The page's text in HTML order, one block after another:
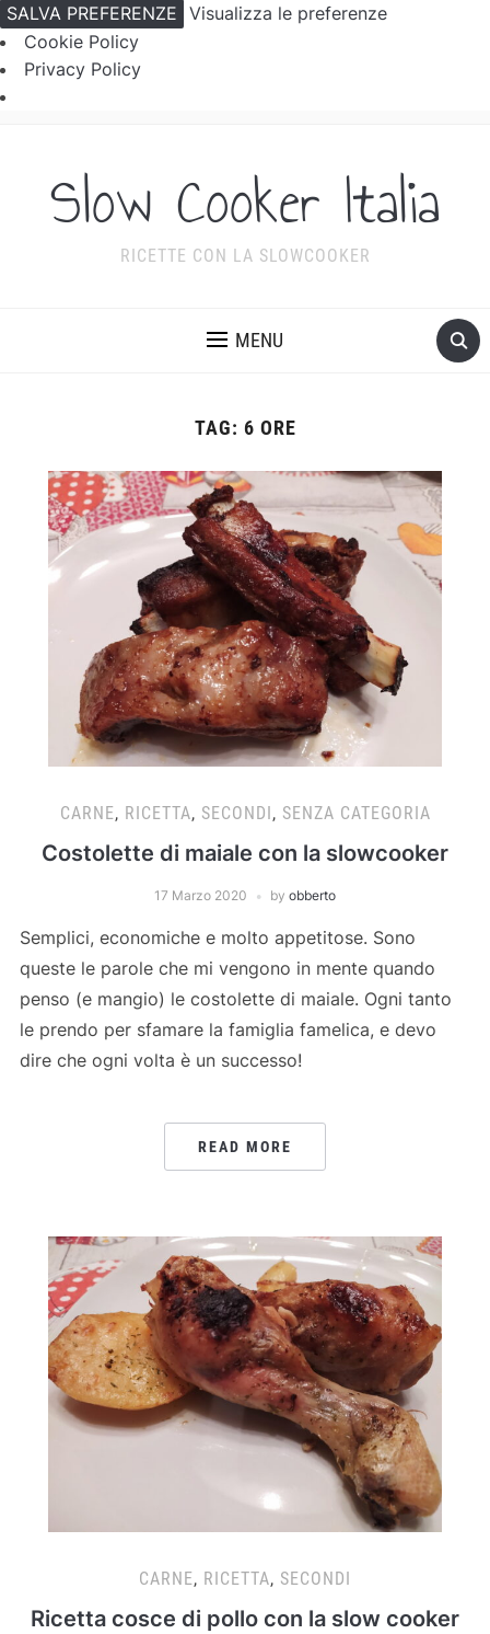
SALVA PREFERENZE Visualizza le preferenze
Cookie Policy
Privacy Policy
Slow Cooker Italia
RICETTE CON LA SLOWCOOKER
MENU
TAG: 6 ORE
CARNE, RICETTA, SECONDI , SENZA CATEGORIA
Costolette di maiale con la slowcooker
17 Marzo 2020 by obberto
Semplici, economiche e molto appetitose. Sono
queste le parole che mi vengono in mente quando
penso (e mangio) le costolette di maiale. Ogni tanto
le prendo per sfamare la famiglia famelica, e devo
dire che ogni volta è un successo!
READ MORE
CARNE, RICETTA, SECONDI
Ricetta cosce di pollo con la slow cooker